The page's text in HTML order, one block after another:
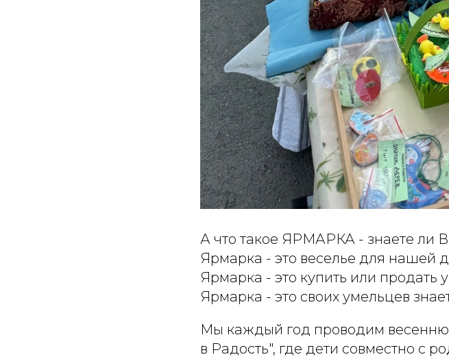
А что такое ЯРМАРКА - знаете ли
Ярмарка - это веселье для нашей
Ярмарка - это купить или продать
Ярмарка - это своих умельцев
Мы каждый год проводим
в Радость", где дети совместно с